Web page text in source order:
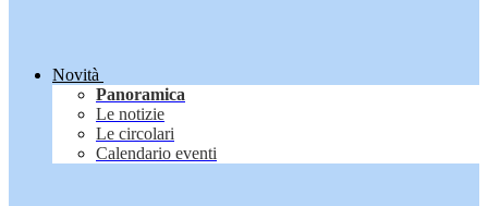
Novità
Panoramica
Le notizie
Le circolari
Calendario eventi